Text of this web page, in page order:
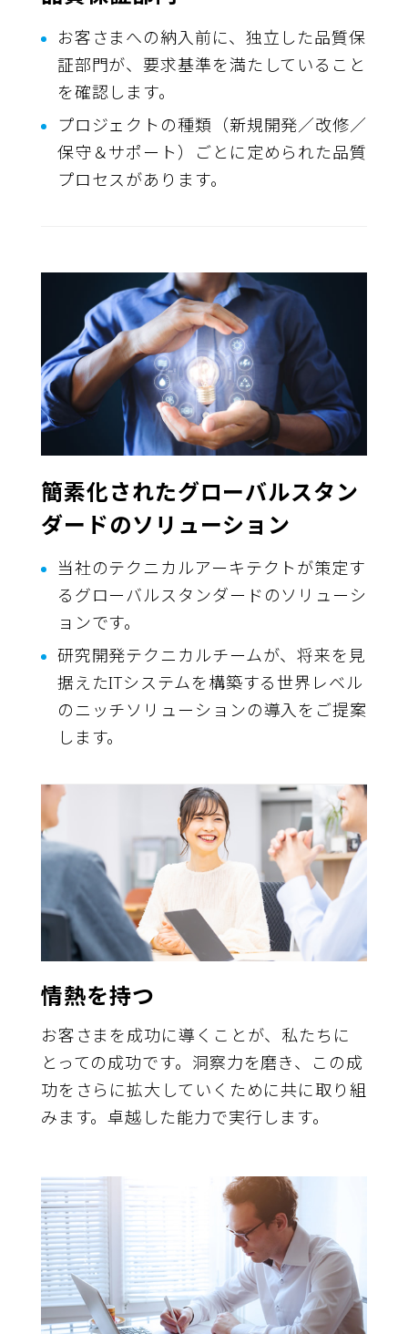
お客さまへの納入前に、独立した品質保
証部門が、要求基準を満たしていること
を確認します。
プロジェクトの種類（新規開発／改修／
保守＆サポート）ごとに定められた品質
プロセスがあります。
簡素化されたグローバルスタン
ダードのソリューション
当社のテクニカルアーキテクトが策定す
るグローバルスタンダードのソリューシ
ョンです。
研究開発テクニカルチームが、将来を見
据えたITシステムを構築する世界レベル
のニッチソリューションの導入をご提案
します。
情熱を持つ
お客さまを成功に導くことが、私たちに
とっての成功です。洞察力を磨き、この成
功をさらに拡大していくために共に取り組
みます。卓越した能力で実行します。